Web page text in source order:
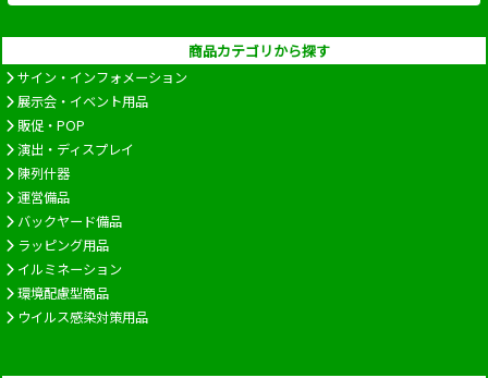
商品カテゴリから探す
サイン・インフォメーション
展示会・イベント用品
販促・POP
演出・ディスプレイ
陳列什器
運営備品
バックヤード備品
ラッピング用品
イルミネーション
環境配慮型商品
ウイルス感染対策用品